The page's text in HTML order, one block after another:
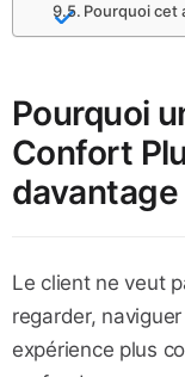
Pourquoi cet
Pourquoi
Confort
davantage
Le client ne veut
regarder,
expérience plus